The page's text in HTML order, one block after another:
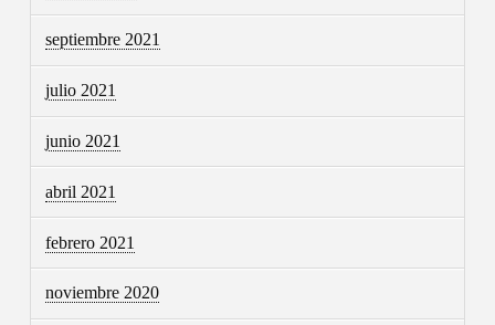
septiembre 2021
julio 2021
junio 2021
abril 2021
febrero 2021
noviembre 2020